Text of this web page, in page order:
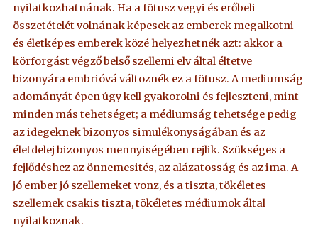
nyilatkozhatnának. Ha a fötusz vegyi és erőbeli
összetételét volnának képesek az emberek megalkotni
és életképes emberek közé helyezhetnék azt: akkor a
körforgást végző belső szellemi elv által éltetve
bizonyára embrióvá változnék ez a fötusz. A mediumság
adományát épen úgy kell gyakorolni és fejleszteni, mint
minden más tehetséget; a médiumság tehetsége pedig
az idegeknek bizonyos simulékonyságában és az
életdelej bizonyos mennyiségében rejlik. Szükséges a
fejlődéshez az önnemesités, az alázatosság és az ima. A
jó ember jó szellemeket vonz, és a tiszta, tökéletes
szellemek csakis tiszta, tökéletes médiumok által
nyilatkoznak.